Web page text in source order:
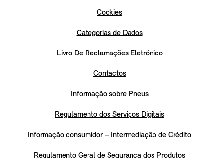
Cookies
Categorias de Dados
Livro De Reclamações Eletrónico
Contactos
Informação sobre Pneus
Regulamento dos Serviços Digitais
Informação consumidor – Intermediação de Crédito
Regulamento Geral de Segurança dos Produtos